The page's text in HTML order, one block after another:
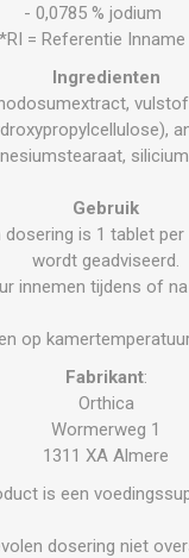
- 0,0785 % jodium
*RI = Referentie Inname
Ingredienten
Gebruik
dosering is 1 tablet
wordt geadviseerd.
innemen tijdens of
op
Fabrikant:
Orthica
Wormerweg 1
1311 XA Almere
is een
dosering niet